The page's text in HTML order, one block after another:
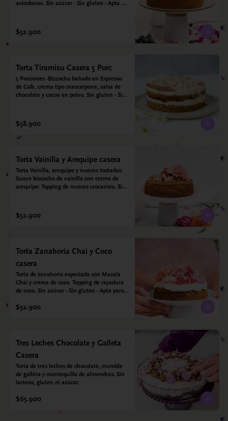
arándanos. Sin azúcar - Sin gluten - Apta
$52.900
Torta Tiramisu Casera 5 Porc
5 Porciones -Bizcocho bañado en Espresso
de Cafe, crema tipo mascarpone, salsa de
chocolate y cocoa en polvo. Sin gluten - Sin
$58.900
Torta Vainilla y Arequipe casera
Torta Vainilla, arequipe y nueces tostadas:
Suave bizcocho de vainilla con crema de
arequipe: Topping de nueces crocantes. Sin
Endulzada con estevia.
$52.900
Torta Zanahoria Chai y Coco
casera
Torta de zanahoria especiada con Masala
Chai y crema de coco. Topping de rayadura
de coco. Sin azúcar - Sin gluten - Apta para
y almendras. Endulzada con estevia.
$52.900
Tres Leches Chocolate y Galleta
Casera
Torta de tres leches de chocolate, crumble
de galleta y mantequilla de almendras. Sin
lacteos, gluten ni azúcar.
$65.900